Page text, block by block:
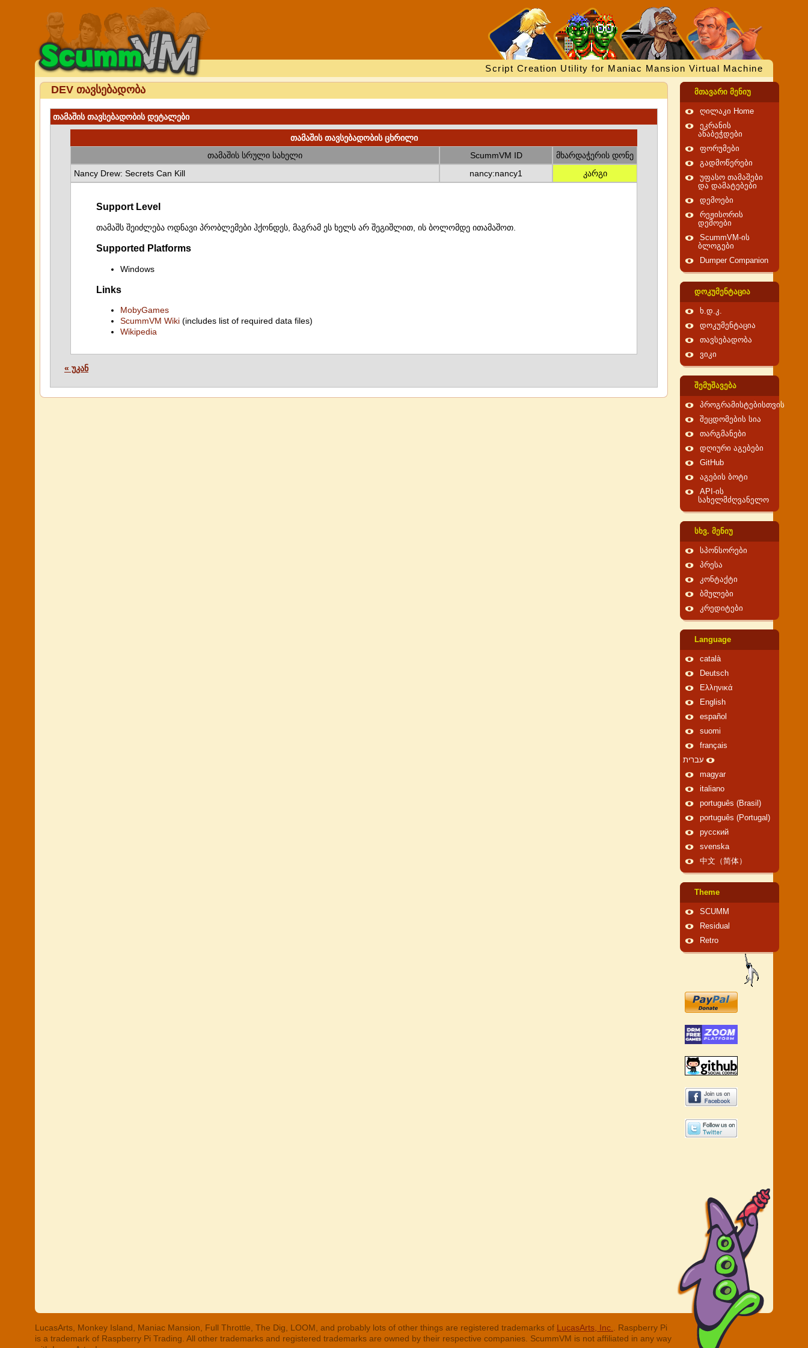
Script Creation Utility for Maniac Mansion Virtual Machine
DEV თავსებადობა
თამაშის თავსებადობის დეტალები
თამაშის თავსებადობის ცხრილი
თამაშის სრული სახელი
ScummVM ID
მხარდაჭერის დონე
Nancy Drew: Secrets Can Kill
nancy:nancy1 კარგი
Support Level
თამაშს შეიძლება ოდნავი პრობლემები ჰქონდეს, მაგრამ ეს ხელს არ შეგიშლით, ის ბოლომდე ითამაშოთ.
Supported Platforms
Windows
Links
MobyGames
ScummVM Wiki (includes list of required data files)
Wikipedia
« უკან
მთავარი მენიუ
ღილაკი Home
ეკრანის
ანაბეჭდები
ფორუმები
გადმოწერები
უფასო თამაშები
და დამატებები
დემოები
რეჟისორის
დემოები
ScummVM-ის
ბლოგები
Dumper Companion
დოკუმენტაცია
ხ.დ.კ.
დოკუმენტაცია
თავსებადობა
ვიკი
შემუშავება
პროგრამისტებისთვის
შეცდომების სია
თარგმანები
დღიური აგებები
GitHub
აგების ბოტი
API-ის
სახელმძღვანელო
სხვ. მენიუ
სპონსორები
პრესა
კონტაქტი
ბმულები
კრედიტები
Language
català
Deutsch
Ελληνικά
English
español
suomi
français
עברית
magyar
italiano
português (Brasil)
português (Portugal)
русский
svenska
中文（简体）
Theme
SCUMM
Residual
Retro
LucasArts, Monkey Island, Maniac Mansion, Full Throttle, The Dig, LOOM, and probably lots of other things are registered trademarks of LucasArts, Inc.
. Raspberry Pi
is a trademark of Raspberry Pi Trading. All other trademarks and registered trademarks are owned by their respective companies. ScummVM is not affiliated in any way